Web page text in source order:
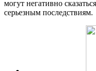
могут негативно
серьезным последствиям.